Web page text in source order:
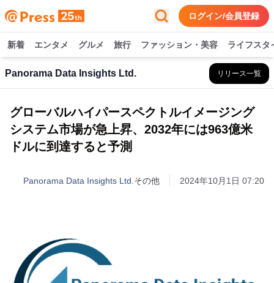
ログイン/会員登録
新着 エンタメ グルメ 旅行 ファッション・美容 ライフスタ
Panorama Data Insights Ltd. リリース一覧
グローバルハイパースペクトルイメージング
システム市場が急上昇、2032年には963億米
ドルに到達すると予測
Panorama Data Insights Ltd. その他 2024年10月1日 07:20